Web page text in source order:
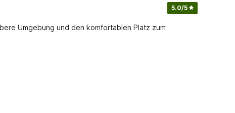
5.0/5
Umgebung und den komfortablen Platz zum